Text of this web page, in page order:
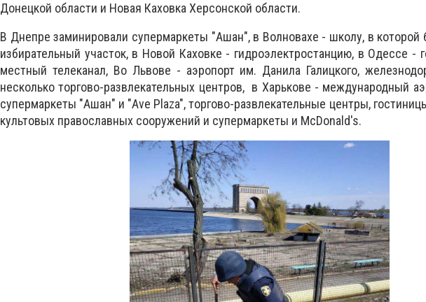
Донецкой области и Новая Каховка Херсонской области.
В Днепре заминировали супермаркеты "Ашан", в Волновахе - школу, в
избирательный участок, в Новой Каховке - гидроэлектростанцию, в Одессе -
местный телеканал, Во Львове - аэропорт им. Данила Галицкого,
несколько торгово-развлекательных центров, в Харькове - международный
супермаркеты "Ашан" и "Ave Plaza", торгово-развлекательные центры,
культовых православных сооружений и супермаркеты и McDonald's.